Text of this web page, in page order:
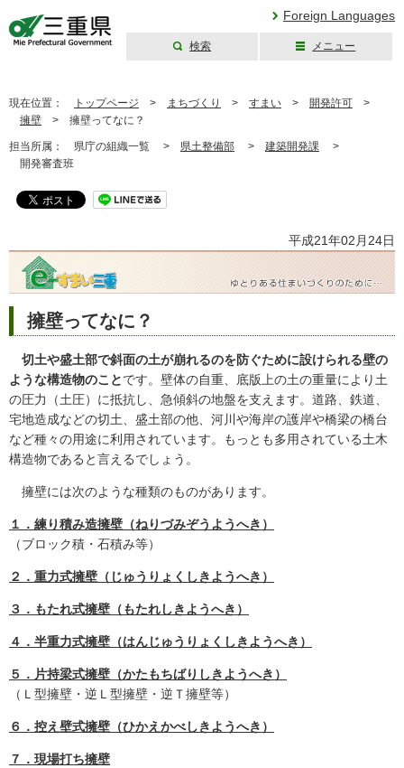
Foreign Languages
検索 メニュー
現在位置： トップページ > まちづくり > すまい > 開発許可 >
擁壁 > 擁壁ってなに？
担当所属： 県庁の組織一覧 > 県土整備部 > 建築開発課 >
開発審査班
平成21年02月24日
擁壁ってなに？
切土や盛土部で斜面の土が崩れるのを防ぐために設けられる壁の
ような構造物のことです。壁体の自重、底版上の土の重量により土
の圧力（土圧）に抵抗し、急傾斜の地盤を支えます。道路、鉄道、
宅地造成などの切土、盛土部の他、河川や海岸の護岸や橋梁の橋台
など種々の用途に利用されています。もっとも多用されている土木
構造物であると言えるでしょう。
擁壁には次のような種類のものがあります。
１．練り積み造擁壁（ねりづみぞうようへき）
（ブロック積・石積み等）
２．重力式擁壁（じゅうりょくしきようへき）
３．もたれ式擁壁（もたれしきようへき）
４．半重力式擁壁（はんじゅうりょくしきようへき）
５．片持梁式擁壁（かたもちばりしきようへき）
（Ｌ型擁壁・逆Ｌ型擁壁・逆Ｔ擁壁等）
６．控え壁式擁壁（ひかえかべしきようへき）
７．現場打ち擁壁